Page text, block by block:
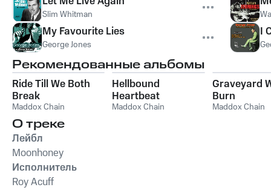
Slim Whitman
My Favourite Lies
George Jones
I
Рекомендованные альбомы
Ride Till We Both
Break
Maddox Chain
Hellbound
Heartbeat
Maddox Chain
Graveyard
Burn
Maddox Chain
О треке
Лейбл
Moonhoney
Исполнитель
Roy Acuff